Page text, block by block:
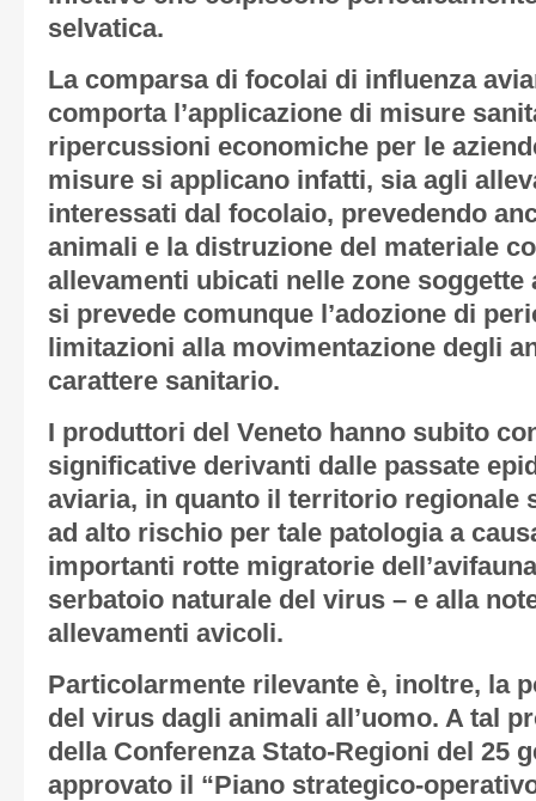
selvatica.
La comparsa di focolai di influenza
comporta l’applicazione di misure
ripercussioni economiche per le
misure si applicano infatti, sia agli
interessati dal focolaio, prevedendo
animali e la distruzione del materiale
allevamenti ubicati nelle zone
si prevede comunque l’adozione di
limitazioni alla movimentazione degli
carattere sanitario.
I produttori del Veneto hanno subito
significative derivanti dalle passate
aviaria, in quanto il territorio regionale
ad alto rischio per tale patologia a
importanti rotte migratorie
serbatoio naturale del virus – e alla
allevamenti avicoli.
Particolarmente rilevante è, inoltre, la
del virus dagli animali all’uomo. A tal
della Conferenza Stato-Regioni del 25
approvato il “Piano strategico-